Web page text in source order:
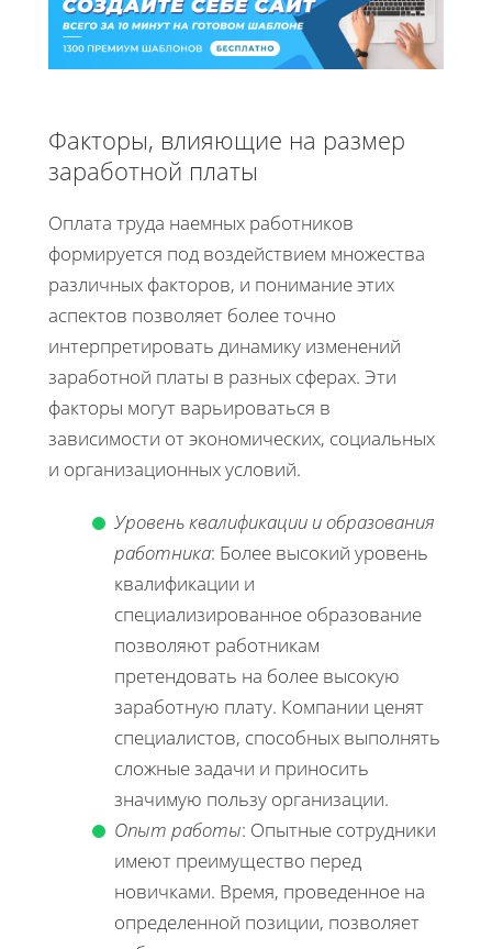
Факторы, влияющие на размер
заработной платы
Оплата труда наемных работников
формируется под воздействием множества
различных факторов, и понимание этих
аспектов позволяет более точно
интерпретировать динамику изменений
заработной платы в разных сферах. Эти
факторы могут варьироваться в
зависимости от экономических, социальных
и организационных условий.
Уровень квалификации и образования
работника: Более высокий уровень
квалификации и
специализированное образование
позволяют работникам
претендовать на более высокую
заработную плату. Компании ценят
специалистов, способных выполнять
сложные задачи и приносить
значимую пользу организации.
Опыт работы: Опытные сотрудники
имеют преимущество перед
новичками. Время, проведенное на
определенной позиции, позволяет